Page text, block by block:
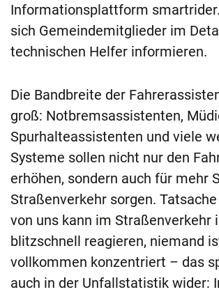
Informationsplattform
sich Gemeindemitglieder im
technischen Helfer informieren.
Die Bandbreite der
groß: Notbremsassistenten,
Spurhalteassistenten und viele
Systeme sollen nicht nur den
erhöhen, sondern auch für mehr
Straßen­verkehr sorgen.
von uns kann im Straßenverkehr
blitzschnell reagieren, niemand
vollkommen konzentriert – das
auch in der Unfallstatistik wider: